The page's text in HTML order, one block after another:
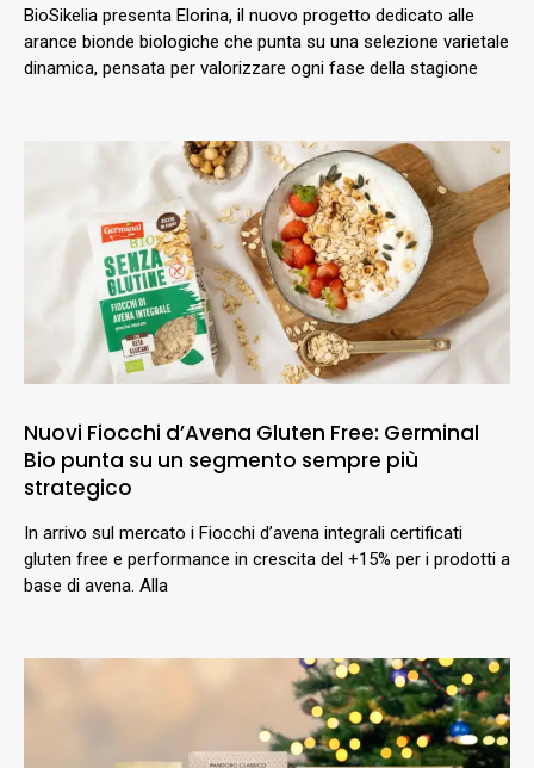
BioSikelia presenta Elorina, il nuovo progetto dedicato alle
arance bionde biologiche che punta su una selezione varietale
dinamica, pensata per valorizzare ogni fase della stagione
Nuovi Fiocchi d’Avena Gluten Free: Germinal
Bio punta su un segmento sempre più
strategico
In arrivo sul mercato i Fiocchi d’avena integrali certificati
gluten free e performance in crescita del +15% per i prodotti a
base di avena. Alla